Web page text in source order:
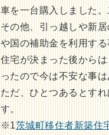
車を一台購入しました
その他、引っ越しや新
や国の補助金を利用す
住宅が決まった後から
ったので今は不安な事は
ただ、ひとつあるとす
す。
※1茨城町移住者新築住